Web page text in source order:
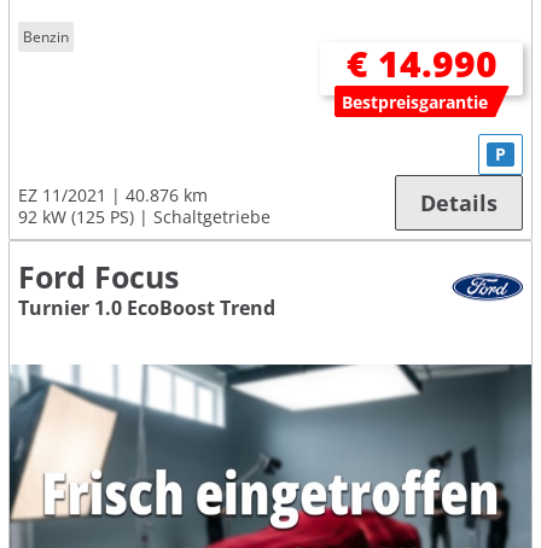
Benzin
€ 14.990
Bestpreisgarantie
EZ 11/2021
40.876 km
92 kW (125 PS)
Schaltgetriebe
P
Details
Ford Focus
Turnier 1.0 EcoBoost Trend